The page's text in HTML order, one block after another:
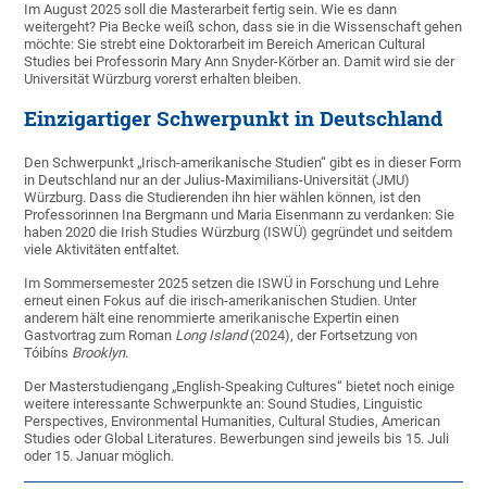
Im August 2025 soll die Masterarbeit fertig sein. Wie es dann
weitergeht? Pia Becke weiß schon, dass sie in die Wissenschaft gehen
möchte: Sie strebt eine Doktorarbeit im Bereich American Cultural
Studies bei Professorin Mary Ann Snyder-Körber an. Damit wird sie der
Universität Würzburg vorerst erhalten bleiben.
Einzigartiger Schwerpunkt in Deutschland
Den Schwerpunkt „Irisch-amerikanische Studien“ gibt es in dieser Form
in Deutschland nur an der Julius-Maximilians-Universität (JMU)
Würzburg. Dass die Studierenden ihn hier wählen können, ist den
Professorinnen Ina Bergmann und Maria Eisenmann zu verdanken: Sie
haben 2020 die Irish Studies Würzburg (ISWÜ) gegründet und seitdem
viele Aktivitäten entfaltet.
Im Sommersemester 2025 setzen die ISWÜ in Forschung und Lehre
erneut einen Fokus auf die irisch-amerikanischen Studien. Unter
anderem hält eine renommierte amerikanische Expertin einen
Gastvortrag zum Roman Long Island(2024), der Fortsetzung von
Tóibíns Brooklyn.
Der Masterstudiengang „English-Speaking Cultures“ bietet noch einige
weitere interessante Schwerpunkte an: Sound Studies, Linguistic
Perspectives, Environmental Humanities, Cultural Studies, American
Studies oder Global Literatures. Bewerbungen sind jeweils bis 15. Juli
oder 15. Januar möglich.